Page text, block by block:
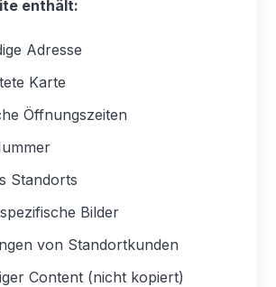
enthält:
Adresse
Karte
Öffnungszeiten
Standorts
Bilder
von Standortkunden
Content (nicht kopiert)